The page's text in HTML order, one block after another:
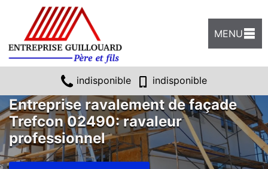
MENU
indisponible indisponible
Entreprise ravalement de façade
Trefcon 02490: ravaleur
professionnel